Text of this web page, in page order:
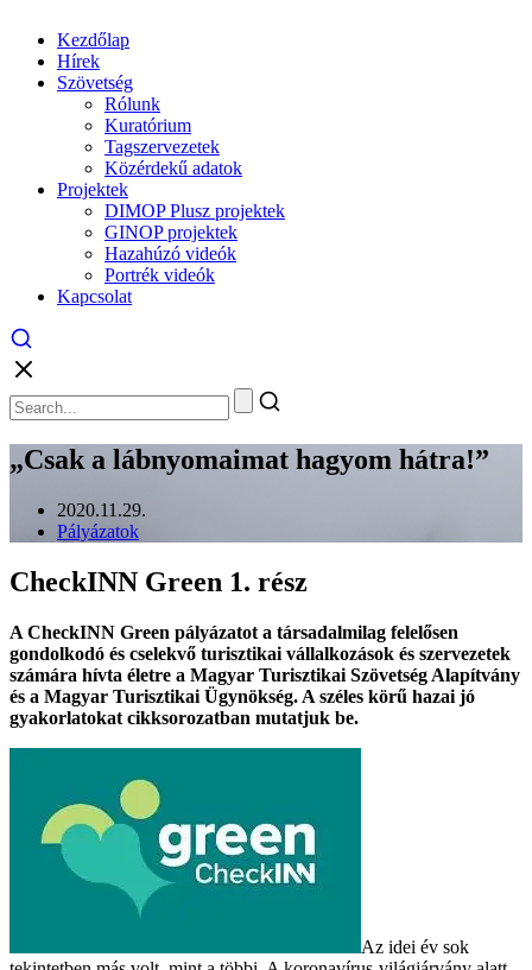
Kezdőlap
Hírek
Szövetség
Rólunk
Kuratórium
Tagszervezetek
Közérdekű adatok
Projektek
DIMOP Plusz projektek
GINOP projektek
Hazahúzó videók
Portrék videók
Kapcsolat
„Csak a lábnyomaimat hagyom hátra!”
2020.11.29.
Pályázatok
CheckINN Green 1. rész
A CheckINN Green pályázatot a társadalmilag felelősen
gondolkodó és cselekvő turisztikai vállalkozások és szervezetek
számára hívta életre a Magyar Turisztikai Szövetség Alapítvány
és a Magyar Turisztikai Ügynökség. A széles körű hazai jó
gyakorlatokat cikksorozatban mutatjuk be.
Az idei év sok